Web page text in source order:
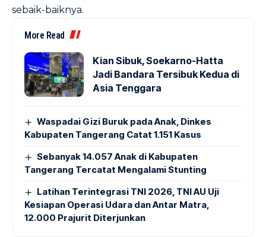
sebaik-baiknya.
More Read
Kian Sibuk, Soekarno-Hatta
Jadi Bandara Tersibuk Kedua di
Asia Tenggara
Waspadai Gizi Buruk pada Anak, Dinkes
Kabupaten Tangerang Catat 1.151 Kasus
Sebanyak 14.057 Anak di Kabupaten
Tangerang Tercatat Mengalami Stunting
Latihan Terintegrasi TNI 2026, TNI AU Uji
Kesiapan Operasi Udara dan Antar Matra,
12.000 Prajurit Diterjunkan